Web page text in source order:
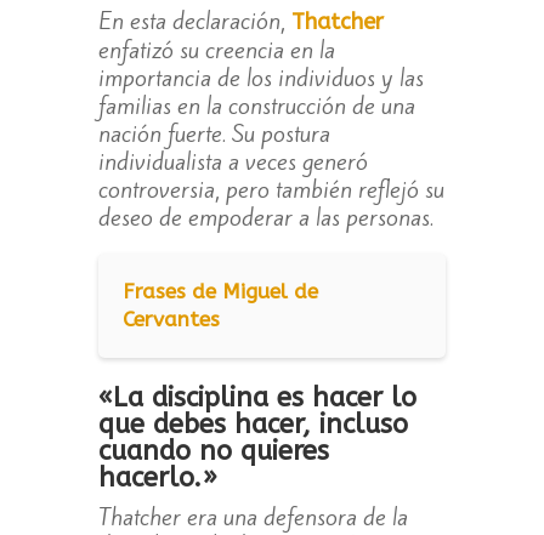
En esta declaración, Thatcher
enfatizó su creencia en la
importancia de los individuos y las
familias en la construcción de una
nación fuerte. Su postura
individualista a veces generó
controversia, pero también reflejó su
deseo de empoderar a las personas.
Frases de Miguel de
Cervantes
«La disciplina es hacer lo
que debes hacer, incluso
cuando no quieres
hacerlo.»
Thatcher era una defensora de la